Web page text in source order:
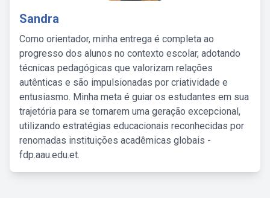
Sandra
Como orientador, minha entrega é completa ao
progresso dos alunos no contexto escolar, adotando
técnicas pedagógicas que valorizam relações
autênticas e são impulsionadas por criatividade e
entusiasmo. Minha meta é guiar os estudantes em sua
trajetória para se tornarem uma geração excepcional,
utilizando estratégias educacionais reconhecidas por
renomadas instituições acadêmicas globais -
fdp.aau.edu.et.